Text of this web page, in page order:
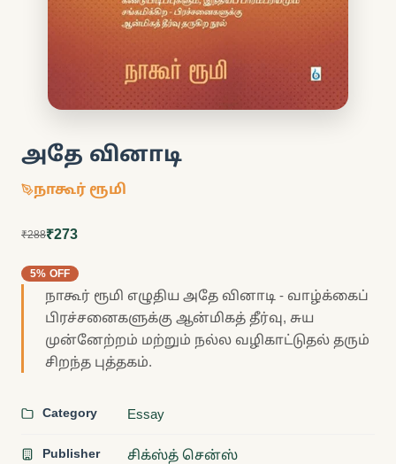
அதே வினாடி
நாகூர் ரூமி
₹288₹273
5% OFF
நாகூர் ரூமி எழுதிய அதே வினாடி - வாழ்க்கைப்
பிரச்சனைகளுக்கு ஆன்மிகத் தீர்வு, சுய
முன்னேற்றம் மற்றும் நல்ல வழிகாட்டுதல் தரும்
சிறந்த புத்தகம்.
Category Essay
Publisher சிக்ஸ்த் சென்ஸ்